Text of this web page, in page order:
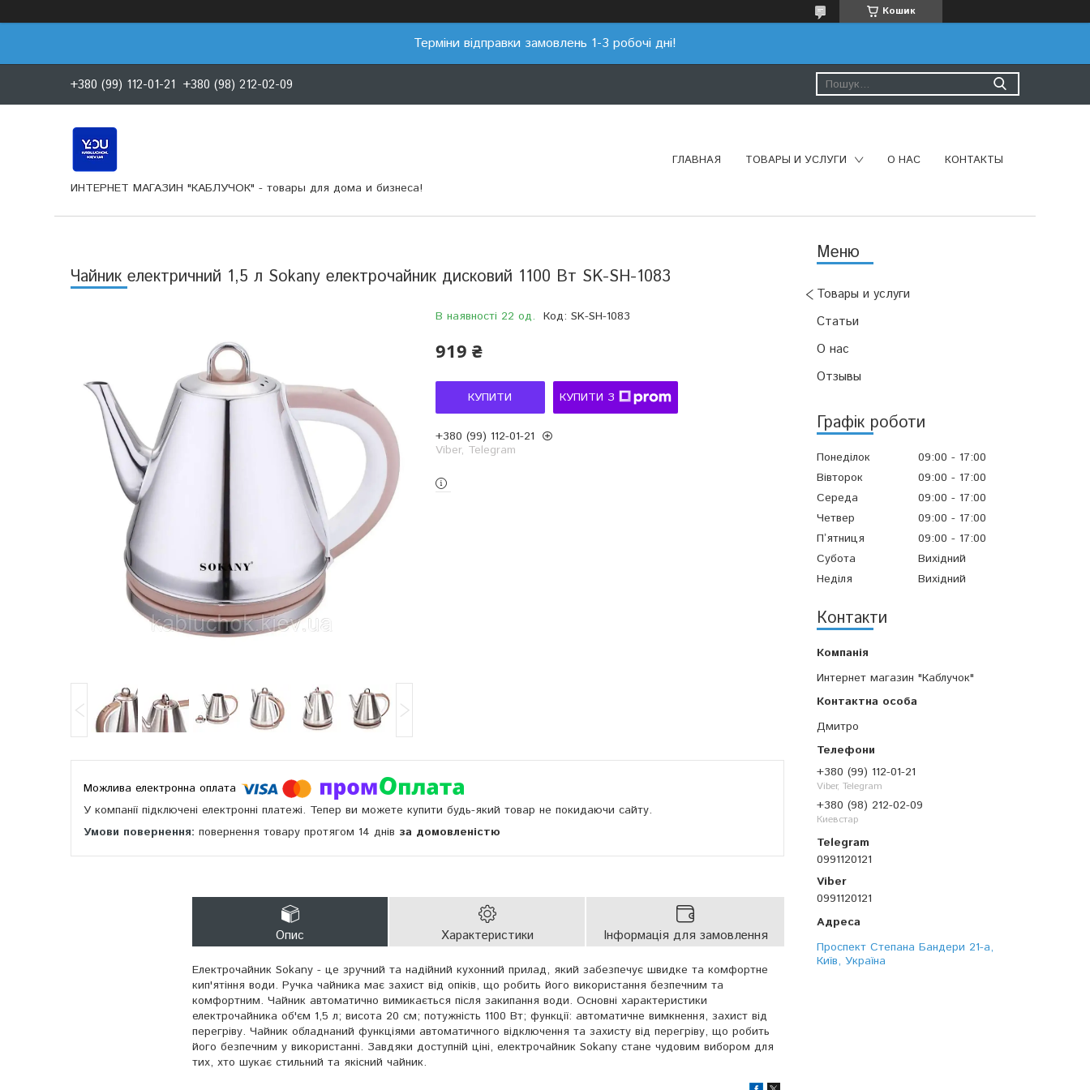
Кошик
Терміни відправки замовлень 1-3 робочі дні!
+380 (99) 112-01-21 +380 (98) 212-02-09
ИНТЕРНЕТ МАГАЗИН "КАБЛУЧОК" - товары для дома и бизнеса!
ГЛАВНАЯ ТОВАРЫ И УСЛУГИ О НАС КОНТАКТЫ
Товары и услуги
Статьи
О нас
Отзывы
Графік роботи
Понеділок 09:00
17:00
Вівторок
09:00
17:00
Середа
09:00
17:00
Четвер
09:00
17:00
Пʼятниця
09:00
17:00
Субота
Вихідний
Неділя
Вихідний
Контакти
Интернет магазин "Каблучок"
Дмитро
+380 (99) 112-01-21
Viber, Telegram
+380 (98) 212-02-09
Киевстар
0991120121
0991120121
Проспект Степана Бандери 21-а,
Київ, Україна
Чайник електричний 1,5 л Sokany електрочайник дисковий 1100 Вт SK-SH-1083
В наявності 22 од. Код: SK-SH-1083
919 ₴
КУПИТИ КУПИТИ З
+380 (99) 112-01-21
Viber, Telegram
У компанії підключені електронні платежі. Тепер ви можете купити будь-який товар не покидаючи сайту.
повернення товару протягом 14 днів за домовленістю
Опис Характеристики Інформація для замовлення
Електрочайник Sokany - це зручний та надійний кухонний прилад, який забезпечує швидке та комфортне
кип'ятіння води. Ручка чайника має захист від опіків, що робить його використання безпечним та
комфортним. Чайник автоматично вимикається після закипання води. Основні характеристики
електрочайника об'єм 1,5 л; висота 20 см; потужність 1100 Вт; функції: автоматичне вимкнення, захист від
перегріву. Чайник обладнаний функціями автоматичного відключення та захисту від перегріву, що робить
його безпечним у використанні. Завдяки доступній ціні, електрочайник Sokany стане чудовим вибором для
тих, хто шукає стильний та якісний чайник.